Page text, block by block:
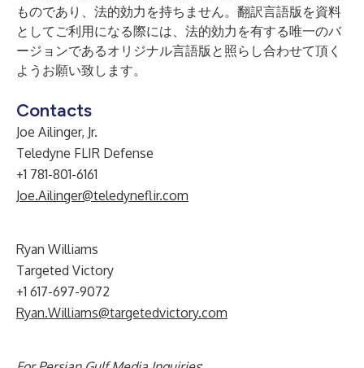
ものであり、法的効力を持ちません。翻訳言語版を資料
としてご利用になる際には、法的効力を有する唯一のバ
ージョンであるオリジナル言語版と照らし合わせて頂く
ようお願い致します。
Contacts
Joe Ailinger, Jr.
Teledyne FLIR Defense
+1 781-801-6161
Joe.Ailinger@teledyneflir.com
Ryan Williams
Targeted Victory
+1 617-697-9072
Ryan.Williams@targetedvictory.com